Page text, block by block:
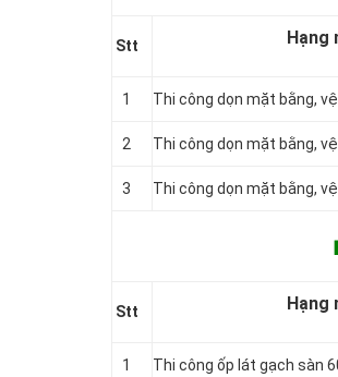
Stt Hạng
1 Thi công dọn mặt bằng,
2 Thi công dọn mặt bằng,
3 Thi công dọn mặt bằng,
Stt Hạng
1 Thi công ốp lát gạch sàn